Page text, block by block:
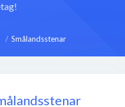
Smålandsstenar